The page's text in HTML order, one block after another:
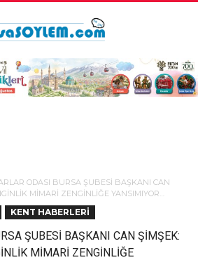
ODASI BURSA ŞUBESİ BAŞKANI CAN
MİMARİ ZENGİNLİĞE YANSIMIYOR…
KENT HABERLERİ
ŞUBESİ BAŞKANI CAN ŞİMŞEK:
MİMARİ ZENGİNLİĞE